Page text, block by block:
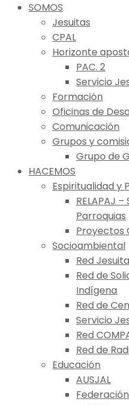
SOMOS
Jesuitas
CPAL
Horizonte
PAC. 2
Servicio
Formación
Oficinas de
Comunicación
Grupos y
Grupo de
HACEMOS
Espiritualidad y
RELAPAJ
Parroquias
Proyectos
Socioambiental
Red
Red de
Indígena
Red de
Servicio
Red
Red de
Educación
AUSJAL